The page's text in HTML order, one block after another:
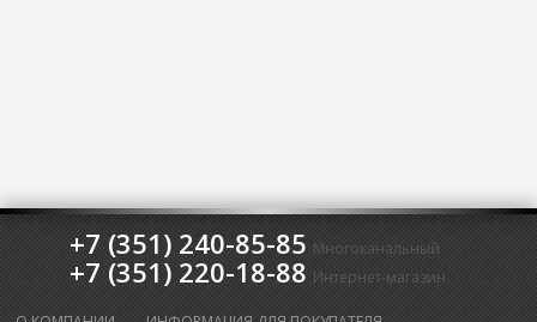
+7 (351) 240-85-85 Многоканальный
+7 (351) 220-18-88 Интернет-магазин